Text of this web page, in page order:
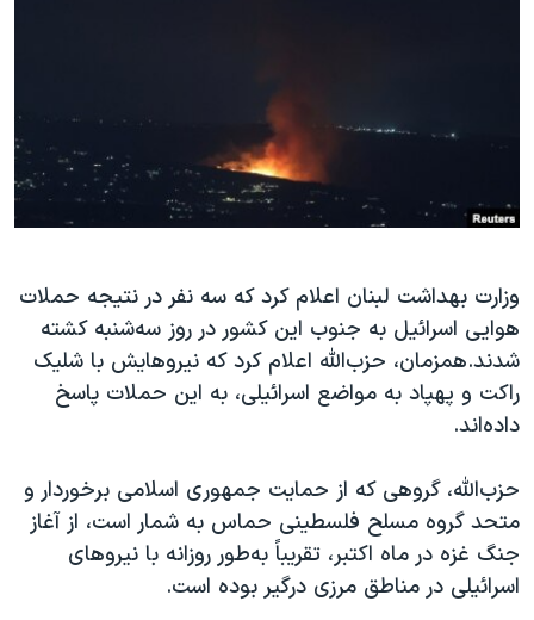
حمله جمهوری اسلامی به اسرائیل
ورزش زنان در ایران
تریبونال مردمی آبان ۹۸
دادگاه حمید نوری
چهل سال گروگان‌گیری
اعتراضات مردمی آبان ۹۸
اسرائیل در جنگ
نرگس محمدی برنده جایزه نوبل صلح
وزارت بهداشت لبنان اعلام کرد که سه نفر در نتیجه حملات
هوایی اسرائیل به جنوب این کشور در روز سه‌شنبه کشته
شدند.همزمان، حزب‌الله اعلام کرد که نیروهایش با شلیک
راکت‌ و پهپاد به مواضع اسرائیلی، به این حملات پاسخ
داده‌اند.
حزب‌الله، گروهی که از حمایت جمهوری اسلامی برخوردار و
متحد گروه مسلح فلسطینی حماس به شمار است، از آغاز
جنگ غزه در ماه اکتبر، تقریباً به‌طور روزانه با نیروهای
اسرائیلی در مناطق مرزی درگیر بوده است.